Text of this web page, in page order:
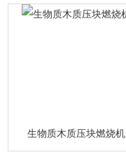
生物质木质压块燃烧机